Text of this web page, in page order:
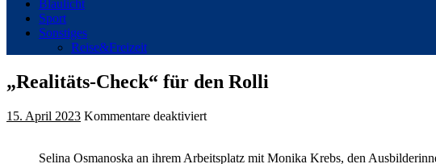
Blaulicht
Sport
Sonstiges
Reise&Freizeit
„Realitäts-Check“ für den Rolli
15. April 2023 Kommentare deaktiviertfür
für
Selina Osmanoska an ihrem Arbeitsplatz mit Monika Krebs, den